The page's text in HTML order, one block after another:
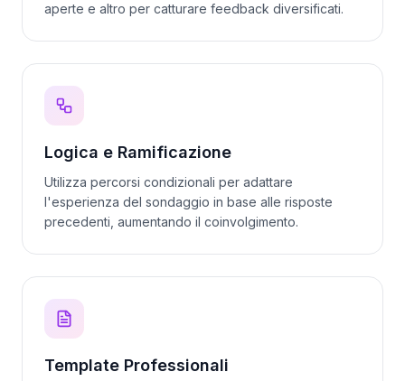
aperte e altro per catturare feedback diversificati.
Logica e Ramificazione
Utilizza percorsi condizionali per adattare
l'esperienza del sondaggio in base alle risposte
precedenti, aumentando il coinvolgimento.
Template Professionali